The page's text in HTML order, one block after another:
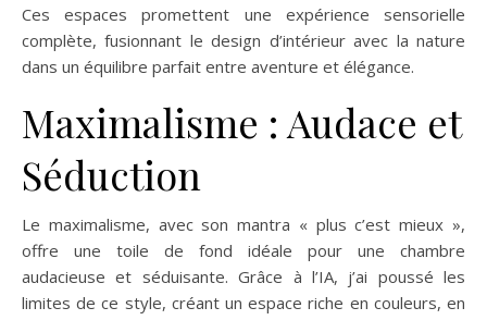
Ces espaces promettent une expérience sensorielle
complète, fusionnant le design d’intérieur avec la nature
dans un équilibre parfait entre aventure et élégance.
Maximalisme : Audace et
Séduction
Le maximalisme, avec son mantra « plus c’est mieux »,
offre une toile de fond idéale pour une chambre
audacieuse et séduisante. Grâce à l’IA, j’ai poussé les
limites de ce style, créant un espace riche en couleurs, en